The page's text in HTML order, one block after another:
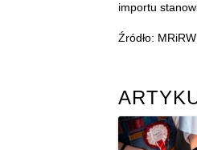
importu
Źródło: MRiRW